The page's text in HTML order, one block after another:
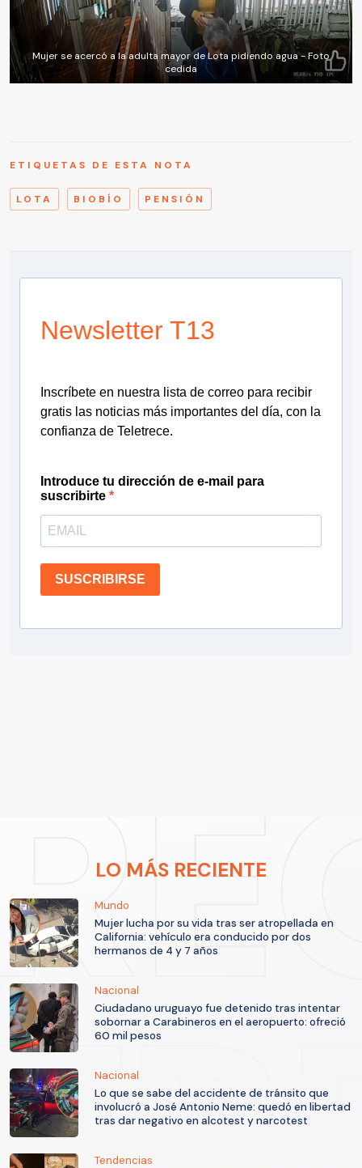
Mujer se acercó a la adulta mayor de Lota pidiendo agua - Foto
cedida
ETIQUETAS DE ESTA NOTA
LOTA BIOBÍO PENSIÓN
Newsletter T13
Inscríbete en nuestra lista de correo para recibir
gratis las noticias más importantes del día, con la
confianza de Teletrece.
Introduce tu dirección de e-mail para
suscribirte
SUSCRIBIRSE
LO MÁS RECIENTE
Mundo
Mujer lucha por su vida tras ser atropellada en
California: vehículo era conducido por dos
hermanos de 4 y 7 años
Nacional
Ciudadano uruguayo fue detenido tras intentar
sobornar a Carabineros en el aeropuerto: ofreció
60 mil pesos
Nacional
Lo que se sabe del accidente de tránsito que
involucró a José Antonio Neme: quedó en libertad
tras dar negativo en alcotest y narcotest
Tendencias